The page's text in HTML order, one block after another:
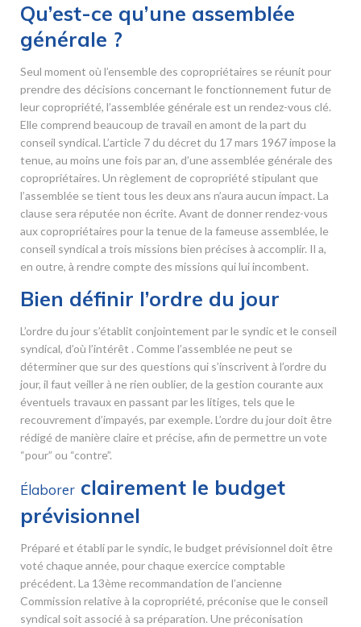
Qu’est-ce qu’une assemblée
générale ?
Seul moment où l’ensemble des copropriétaires se réunit pour
prendre des décisions concernant le fonctionnement futur de
leur copropriété, l’assemblée générale est un rendez-vous clé.
Elle comprend beaucoup de travail en amont de la part du
conseil syndical. L’article 7 du décret du 17 mars 1967 impose la
tenue, au moins une fois par an, d’une assemblée générale des
copropriétaires. Un règlement de copropriété stipulant que
l’assemblée se tient tous les deux ans n’aura aucun impact. La
clause sera réputée non écrite. Avant de donner rendez-vous
aux copropriétaires pour la tenue de la fameuse assemblée, le
conseil syndical a trois missions bien précises à accomplir. Il a,
en outre, à rendre compte des missions qui lui incombent.
Bien définir l’ordre du jour
L’ordre du jour s’établit conjointement par le syndic et le conseil
syndical, d’où l’intérêt . Comme l’assemblée ne peut se
déterminer que sur des questions qui s’inscrivent à l’ordre du
jour, il faut veiller à ne rien oublier, de la gestion courante aux
éventuels travaux en passant par les litiges, tels que le
recouvrement d’impayés, par exemple. L’ordre du jour doit être
rédigé de manière claire et précise, afin de permettre un vote
“pour” ou “contre”.
Élaborer clairement le budget
prévisionnel
Préparé et établi par le syndic, le budget prévisionnel doit être
voté chaque année, pour chaque exercice comptable
précédent. La 13ème recommandation de l’ancienne
Commission relative à la copropriété, préconise que le conseil
syndical soit associé à sa préparation. Une préconisation